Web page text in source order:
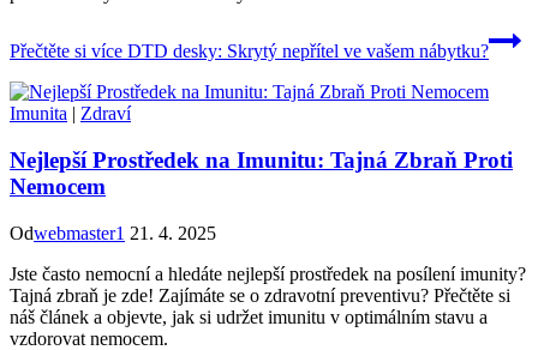
Přečtěte si více DTD desky: Skrytý nepřítel ve vašem nábytku?
Imunita | Zdraví
Nejlepší Prostředek na Imunitu: Tajná Zbraň Proti
Nemocem
Odwebmaster1 21. 4. 2025
Jste často nemocní a hledáte nejlepší prostředek na posílení imunity?
Tajná zbraň je zde! Zajímáte se o zdravotní preventivu? Přečtěte si
náš článek a objevte, jak si udržet imunitu v optimálním stavu a
vzdorovat nemocem.